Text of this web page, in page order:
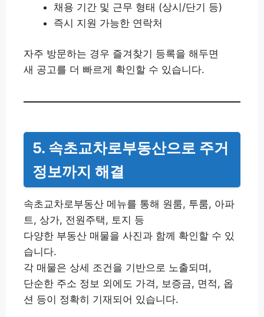
채용 기간 및 근무 형태 (상시/단기 등)
즉시 지원 가능한 연락처
자주 방문하는 경우 즐겨찾기 등록을 해두면
새 공고를 더 빠르게 확인할 수 있습니다.
5. 속초교차로부동산으로 주거
정보까지 해결
속초교차로부동산 메뉴를 통해 원룸, 투룸, 아파
트, 상가, 전원주택, 토지 등
다양한 부동산 매물을 사진과 함께 확인할 수 있
습니다.
각 매물은 상세 조건을 기반으로 노출되며,
단순한 주소 정보 외에도 가격, 보증금, 면적, 옵
션 등이 정확히 기재되어 있습니다.